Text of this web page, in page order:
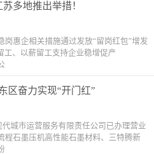
多地推出举措！
岗惠企相关措施通过发放“留岗红包”增发
工、以薪留工支持企业稳增促产
区奋力实现“开门红”
城市运营服务有限责任公司已办理营业
程石墨压机高性能石墨材料、三特腾新